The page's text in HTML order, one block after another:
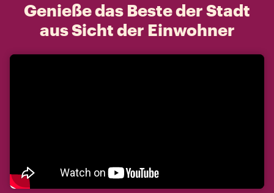
Genieße das Beste der Stadt
aus Sicht der Einwohner